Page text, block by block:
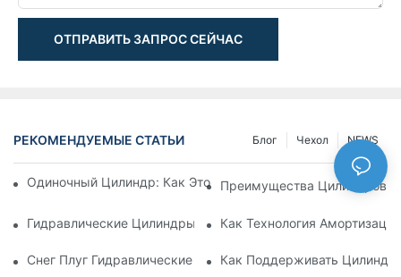
ОТПРАВИТЬ ЗАПРОС СЕЙЧАС
РЕКОМЕНДУЕМЫЕ СТАТЬИ NEWS
Чехол
Блог
Одиночный Цилиндр: Как Это Работает & Общие
Преимущества Цилиндров
Гидравлические Цилиндры С Амортизацией:
Как Технология
Снег Плуг Гидравлические Цилиндры: Основные
Как Поддерживать Цилиндр